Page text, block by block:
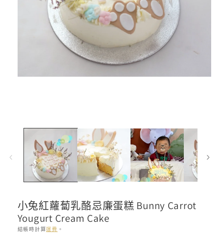
小兔紅蘿蔔乳酪忌廉蛋糕 Bunny Carrot
Yougurt Cream Cake
結帳時計算運費 。